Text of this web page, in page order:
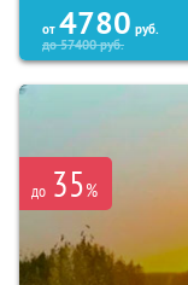
от 4780 руб.
до57400руб.
до 35%